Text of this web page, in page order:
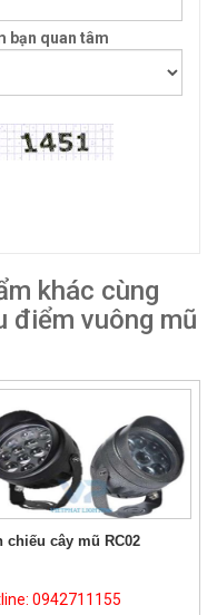
bạn quan tâm
khác cùng
điểm vuông mũ
chiếu cây mũ RC02
0942711155